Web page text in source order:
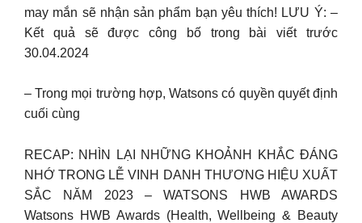
may mắn sẽ nhận sản phẩm bạn yêu thích! LƯU Ý: –
Kết quả sẽ được công bố trong bài viết trước
30.04.2024
– Trong mọi trường hợp, Watsons có quyền quyết định
cuối cùng
RECAP: NHÌN LẠI NHỮNG KHOẢNH KHẮC ĐÁNG
NHỚ TRONG LỄ VINH DANH THƯƠNG HIỆU XUẤT
SẮC NĂM 2023 – WATSONS HWB AWARDS
Watsons HWB Awards (Health, Wellbeing & Beauty